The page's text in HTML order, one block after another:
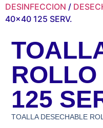
DESINFECCION /
40×40 125 SERV.
125
TOALLA DESECHABLE